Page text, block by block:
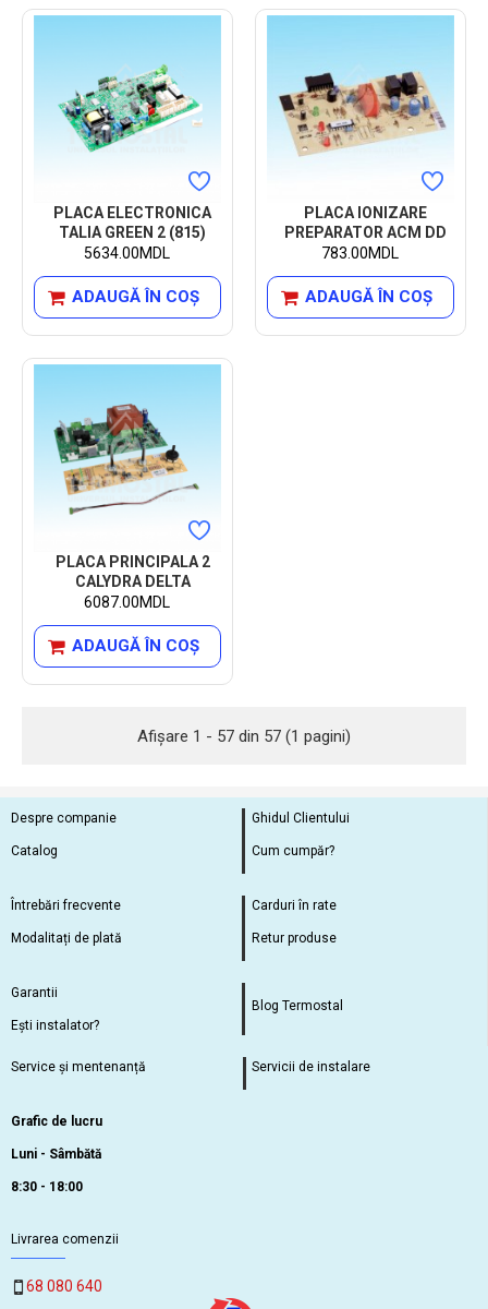
PLACA ELECTRONICA
TALIA GREEN 2 (815)
5634.00MDL
ADAUGĂ ÎN COŞ
PLACA IONIZARE
PREPARATOR ACM DD
783.00MDL
ADAUGĂ ÎN COŞ
PLACA PRINCIPALA 2
CALYDRA DELTA
6087.00MDL
ADAUGĂ ÎN COŞ
Afişare 1 - 57 din 57 (1 pagini)
Despre companie
Catalog
Ghidul Clientului
Cum cumpăr?
Întrebări frecvente
Modalitați de plată
Carduri în rate
Retur produse
Garantii
Ești instalator?
Blog Termostal
Service și mentenanță Servicii de instalare
Grafic de lucru
Luni - Sâmbătă
8:30 - 18:00
Livrarea comenzii
68 080 640